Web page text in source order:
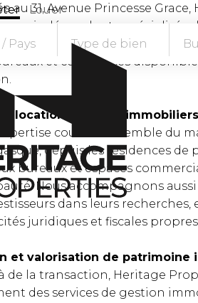
Louer
Pays Type de bien
au 31, Avenue Princesse
indépendante spécialisée
Nous proposons un
et commerces
et location de biens
couvre l’ensemble du
depuis les résidences
bureaux et espaces
Nous accompagnons
dans leurs
juridiques et fiscales
et valorisation de patrimoine
de la transaction, Heritage
des services de gestion